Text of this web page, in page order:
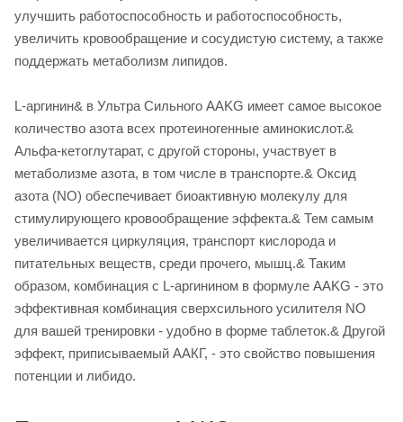
улучшить работоспособность и работоспособность,
увеличить кровообращение и сосудистую систему, а также
поддержать метаболизм липидов.
L-аргинин& в Ультра Сильного AAKG имеет самое высокое
количество азота всех протеиногенные аминокислот.&
Альфа-кетоглутарат, с другой стороны, участвует в
метаболизме азота, в том числе в транспорте.& Оксид
азота (NO) обеспечивает биоактивную молекулу для
стимулирующего кровообращение эффекта.& Тем самым
увеличивается циркуляция, транспорт кислорода и
питательных веществ, среди прочего, мышц.& Таким
образом, комбинация с L-аргинином в формуле AAKG - это
эффективная комбинация сверхсильного усилителя NO
для вашей тренировки - удобно в форме таблеток.& Другой
эффект, приписываемый ААКГ, - это свойство повышения
потенции и либидо.